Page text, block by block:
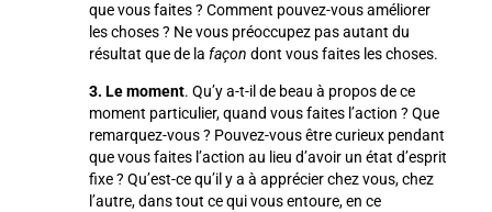
que vous faites ? Comment pouvez-vous améliorer
les choses ? Ne vous préoccupez pas autant du
résultat que de la façon dont vous faites les choses.
3. Le moment. Qu’y a-t-il de beau à propos de ce
moment particulier, quand vous faites l’action ? Que
remarquez-vous ? Pouvez-vous être curieux pendant
que vous faites l’action au lieu d’avoir un état d’esprit
fixe ? Qu’est-ce qu’il y a à apprécier chez vous, chez
l’autre, dans tout ce qui vous entoure, en ce